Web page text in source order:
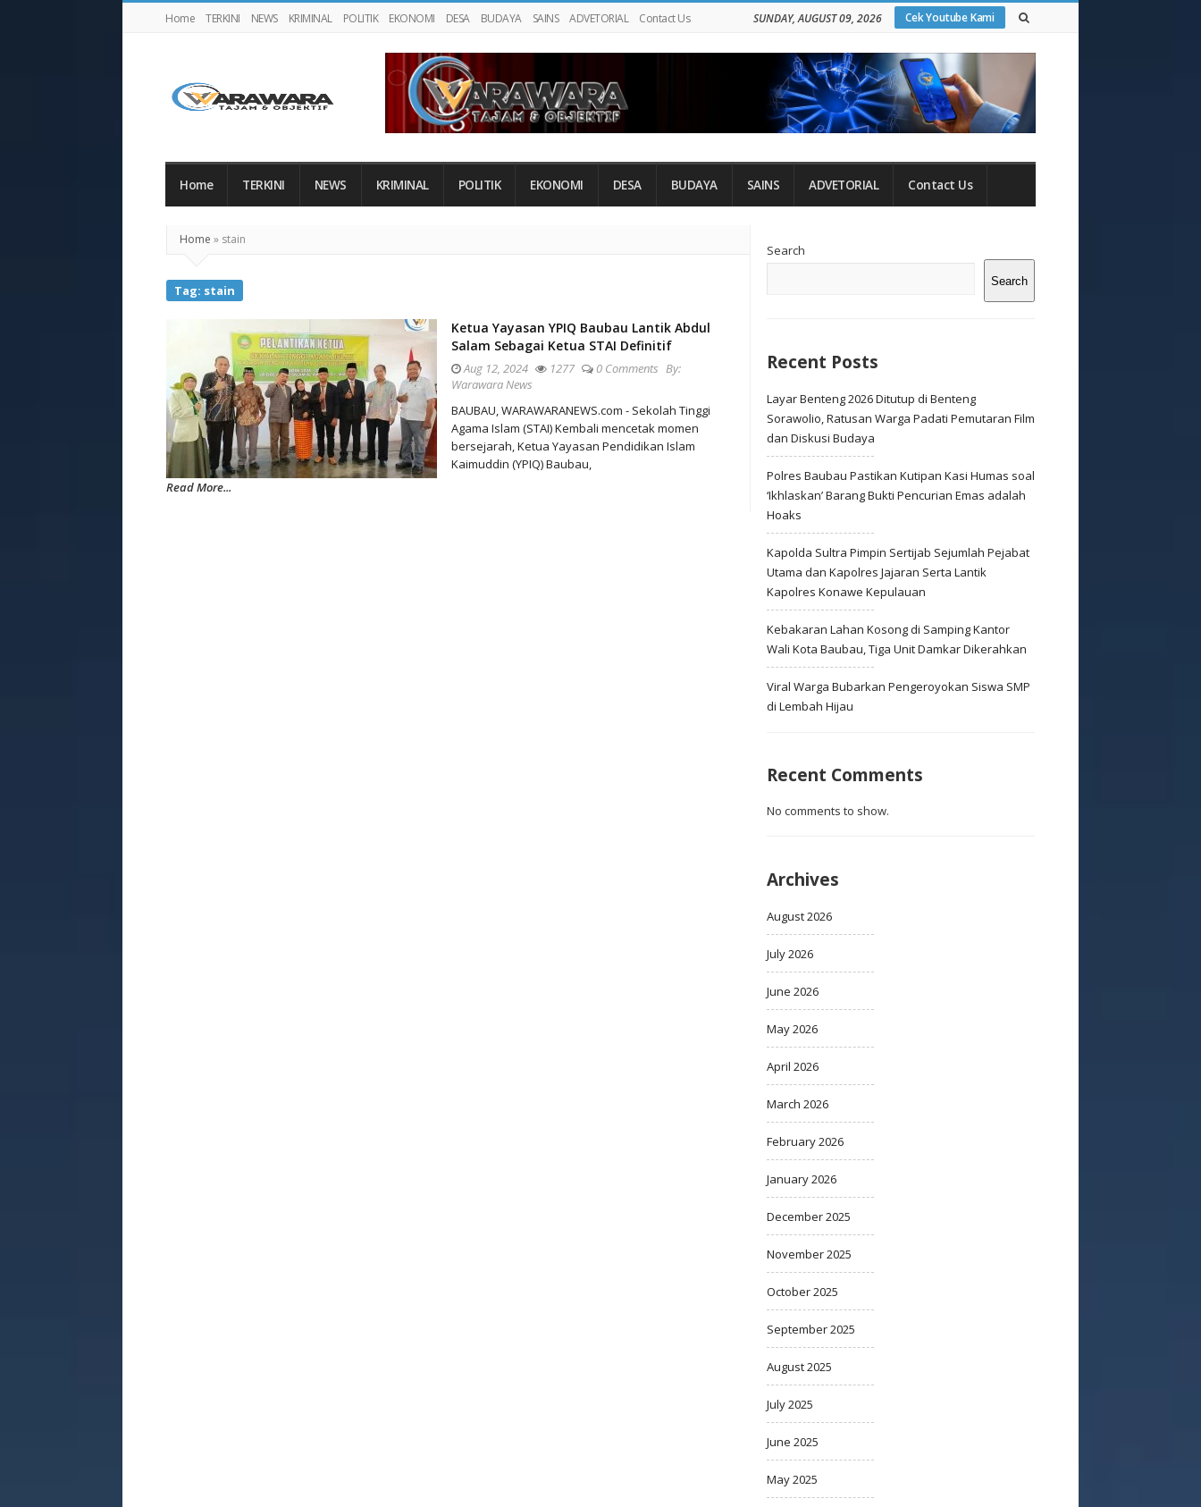
Home TERKINI NEWS KRIMINAL POLITIK EKONOMI DESA BUDAYA SAINS ADVETORIAL Contact Us Cek Youtube Kami
SUNDAY, AUGUST 09, 2026
Home TERKINI NEWS KRIMINAL POLITIK EKONOMI DESA BUDAYA SAINS ADVETORIAL Contact Us
Home » stain
Tag: stain
Ketua Yayasan YPIQ Baubau Lantik Abdul
Salam Sebagai Ketua STAI Definitif
Aug 12, 2024 1277 0 Comments By:
Warawara News
BAUBAU, WARAWARANEWS.com - Sekolah Tinggi
Agama Islam (STAI) Kembali mencetak momen
bersejarah, Ketua Yayasan Pendidikan Islam
Kaimuddin (YPIQ) Baubau,
Read More...
Sidebar
Search
Search
Recent Posts
Layar Benteng 2026 Ditutup di Benteng
Sorawolio, Ratusan Warga Padati Pemutaran Film
dan Diskusi Budaya
Polres Baubau Pastikan Kutipan Kasi Humas soal
‘Ikhlaskan’ Barang Bukti Pencurian Emas adalah
Hoaks
Kapolda Sultra Pimpin Sertijab Sejumlah Pejabat
Utama dan Kapolres Jajaran Serta Lantik
Kapolres Konawe Kepulauan
Kebakaran Lahan Kosong di Samping Kantor
Wali Kota Baubau, Tiga Unit Damkar Dikerahkan
Viral Warga Bubarkan Pengeroyokan Siswa SMP
di Lembah Hijau
Recent Comments
No comments to show.
Archives
August 2026
July 2026
June 2026
May 2026
April 2026
March 2026
February 2026
January 2026
December 2025
November 2025
October 2025
September 2025
August 2025
July 2025
June 2025
May 2025